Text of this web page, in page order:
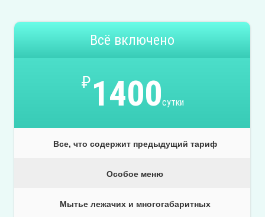
Всё включено
₽1400сутки
Все, что содержит предыдущий тариф
Особое меню
Мытье лежачих и многогабаритных